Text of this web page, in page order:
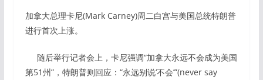
加拿大总理卡尼(Mark Carney)周二白宫与美国总统特朗普
进行首次上涨。
随后举行记者会上，卡尼强调“加拿大永远不会成为美国
第51州”，特朗普则回应：“永远别说‘不会’”(never say